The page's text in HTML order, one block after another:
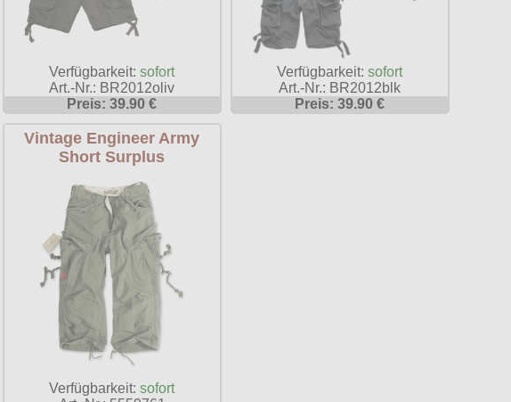
Verfügbarkeit:sofort
Art.-Nr.: BR2012oliv
Preis: 39.90 €
Verfügbarkeit:sofort
Art.-Nr.: BR2012blk
Preis: 39.90 €
Vintage Engineer Army
Short Surplus
Verfügbarkeit:sofort